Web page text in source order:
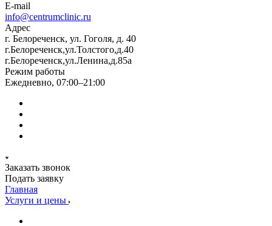
E-mail
info@centrumclinic.ru
Адрес
г. Белореченск, ул. Гоголя, д. 40
г.Белореченск,ул.Толстого,д.40
г.Белореченск,ул.Ленина,д.85а
Режим работы
Ежедневно, 07:00–21:00
Заказать звонок
Подать заявку
Главная
Услуги и цены